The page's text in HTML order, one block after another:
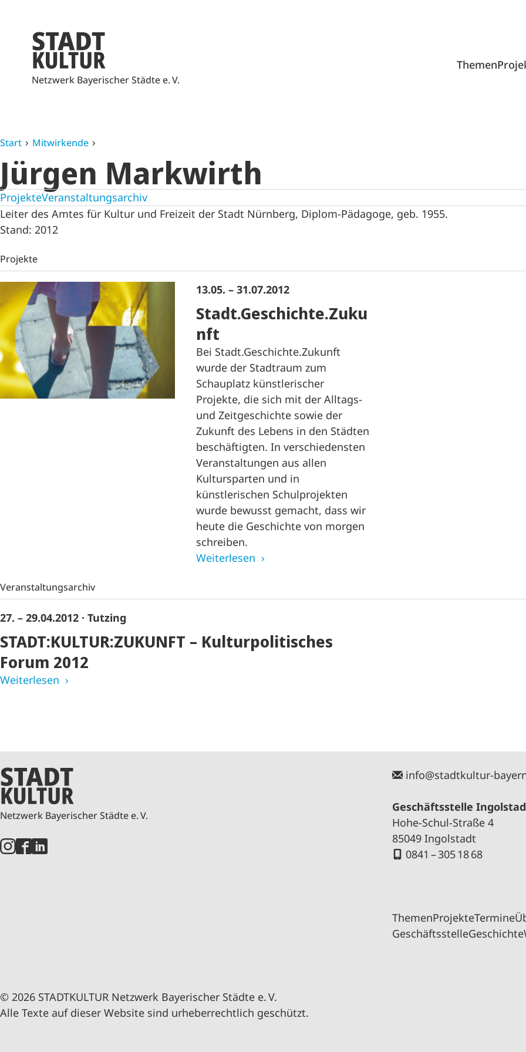
Netzwerk Bayerischer Städte e. V.
Themen
Start Mitwirkende
Jürgen Markwirth
ProjekteVeranstaltungsarchiv
Leiter des Amtes für Kultur und Freizeit der Stadt Nürnberg, Diplom-Pädagoge, geb. 1955.
Stand: 2012
Projekte
13.05. – 31.07.2012
Stadt.Geschichte.Zuku
nft
Bei Stadt.Geschichte.Zukunft
wurde der Stadtraum zum
Schauplatz künstlerischer
Projekte, die sich mit der Alltags-
und Zeitgeschichte sowie der
Zukunft des Lebens in den Städten
beschäftigten. In verschiedensten
Veranstaltungen aus allen
Kultursparten und in
künstlerischen Schulprojekten
wurde bewusst gemacht, dass wir
heute die Geschichte von morgen
schreiben.
Weiterlesen
Veranstaltungsarchiv
27. – 29.04.2012 · Tutzing
STADT:KULTUR:ZUKUNFT – Kulturpolitisches
Forum 2012
Weiterlesen
Netzwerk Bayerischer Städte e. V.
info@stadtkultur-
Geschäftsstelle
Hohe-Schul-Straße 4
85049 Ingolstadt
0841 – 305 18 68
ThemenProjekteTermine
GeschäftsstelleGeschichte
© 2026 STADTKULTUR Netzwerk Bayerischer Städte e. V.
Alle Texte auf dieser Website sind urheberrechtlich geschützt.